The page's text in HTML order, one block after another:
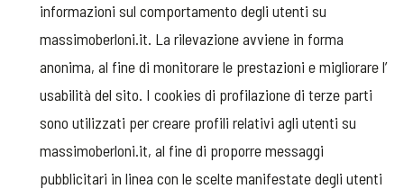
informazioni sul comportamento degli utenti su
massimoberloni.it. La rilevazione avviene in forma
anonima, al fine di monitorare le prestazioni e migliorare l’
usabilità del sito. I cookies di profilazione di terze parti
sono utilizzati per creare profili relativi agli utenti su
massimoberloni.it, al fine di proporre messaggi
pubblicitari in linea con le scelte manifestate degli utenti